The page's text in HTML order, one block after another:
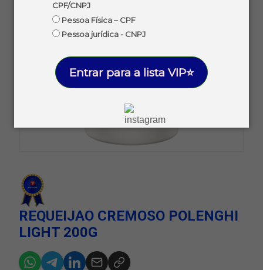
CPF/CNPJ
Pessoa Física – CPF
Pessoa jurídica - CNPJ
Entrar para a lista VIP⭐
REQUEIJAO CREMOSO POLENGHI
LIGHT 200G